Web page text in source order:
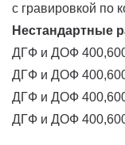
с гравировкой по
Нестандартные
ДГФ и ДОФ
ДГФ и ДОФ
ДГФ и ДОФ
ДГФ и ДОФ